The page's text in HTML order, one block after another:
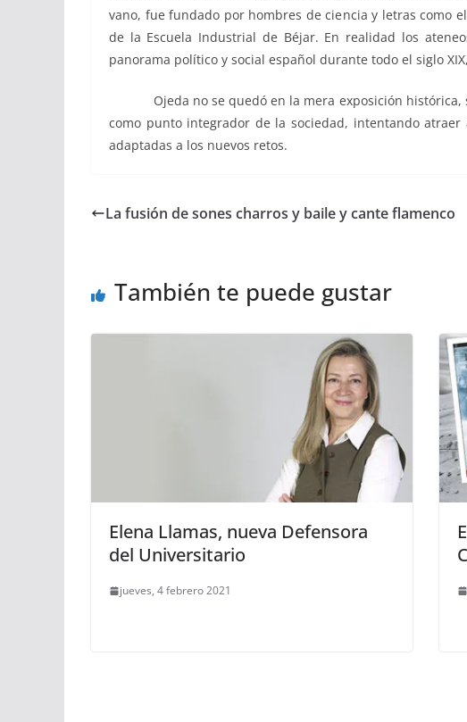
vano, fue fundado por hombres de ciencia y letras como
de la Escuela Industrial de Béjar. En realidad los
panorama político y social español durante todo el siglo
Ojeda no se quedó en la mera exposición histórica,
como punto integrador de la sociedad, intentando
adaptadas a los nuevos retos.
La fusión de sones charros y baile y cante flamenco
También te puede gustar
Elena Llamas, nueva Defensora
del Universitario
jueves, 4 febrero 2021